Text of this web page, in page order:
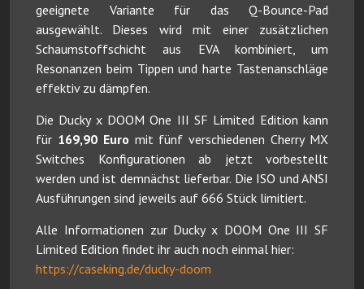
geeignete Variante für das Q-Bounce-Pad
ausgewählt. Dieses wird mit einer zusätzlichen
Schaumstoffschicht aus EVA kombiniert, um
Resonanzen beim Tippen und harte Tastenanschläge
effektiv zu dämpfen.
Die Ducky x DOOM One III SF Limited Edition kann
für 169,90 Euro mit fünf verschiedenen Cherry MX
Switches Konfigurationen ab jetzt vorbestellt
werden und ist demnächst lieferbar. Die ISO und ANSI
Ausführungen sind jeweils auf 666 Stück limitiert.
Alle Informationen zur Ducky x DOOM One III SF
Limited Edition findet ihr auch noch einmal hier:
https://caseking.de/ducky-doom